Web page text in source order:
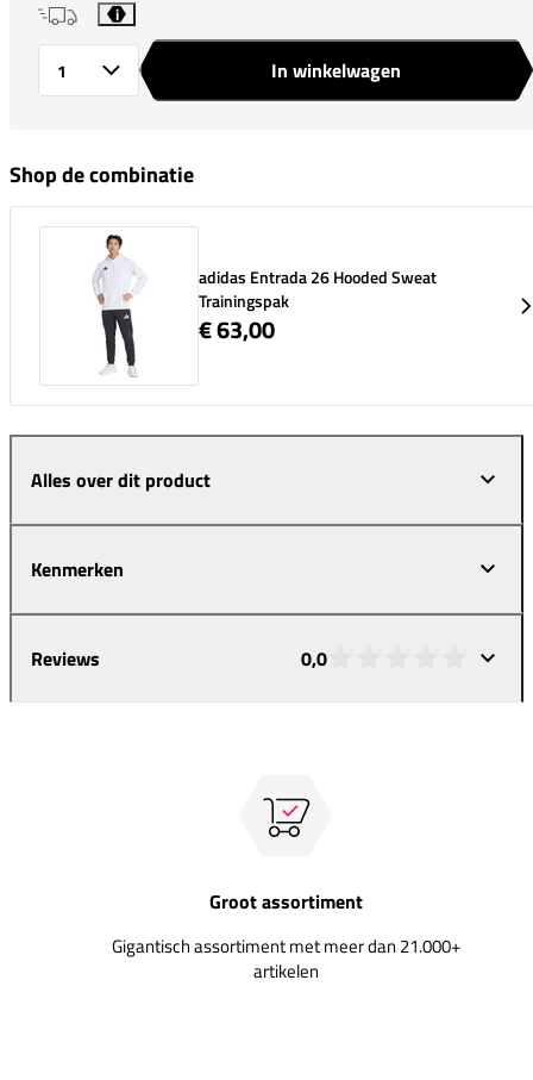
i
In winkelwagen
Shop de combinatie
adidas Entrada 26 Hooded Sweat
Trainingspak
€ 63,00
Alles over dit product
Kenmerken
Reviews 0,0
Groot assortiment
Gigantisch assortiment met meer dan 21.000+
artikelen